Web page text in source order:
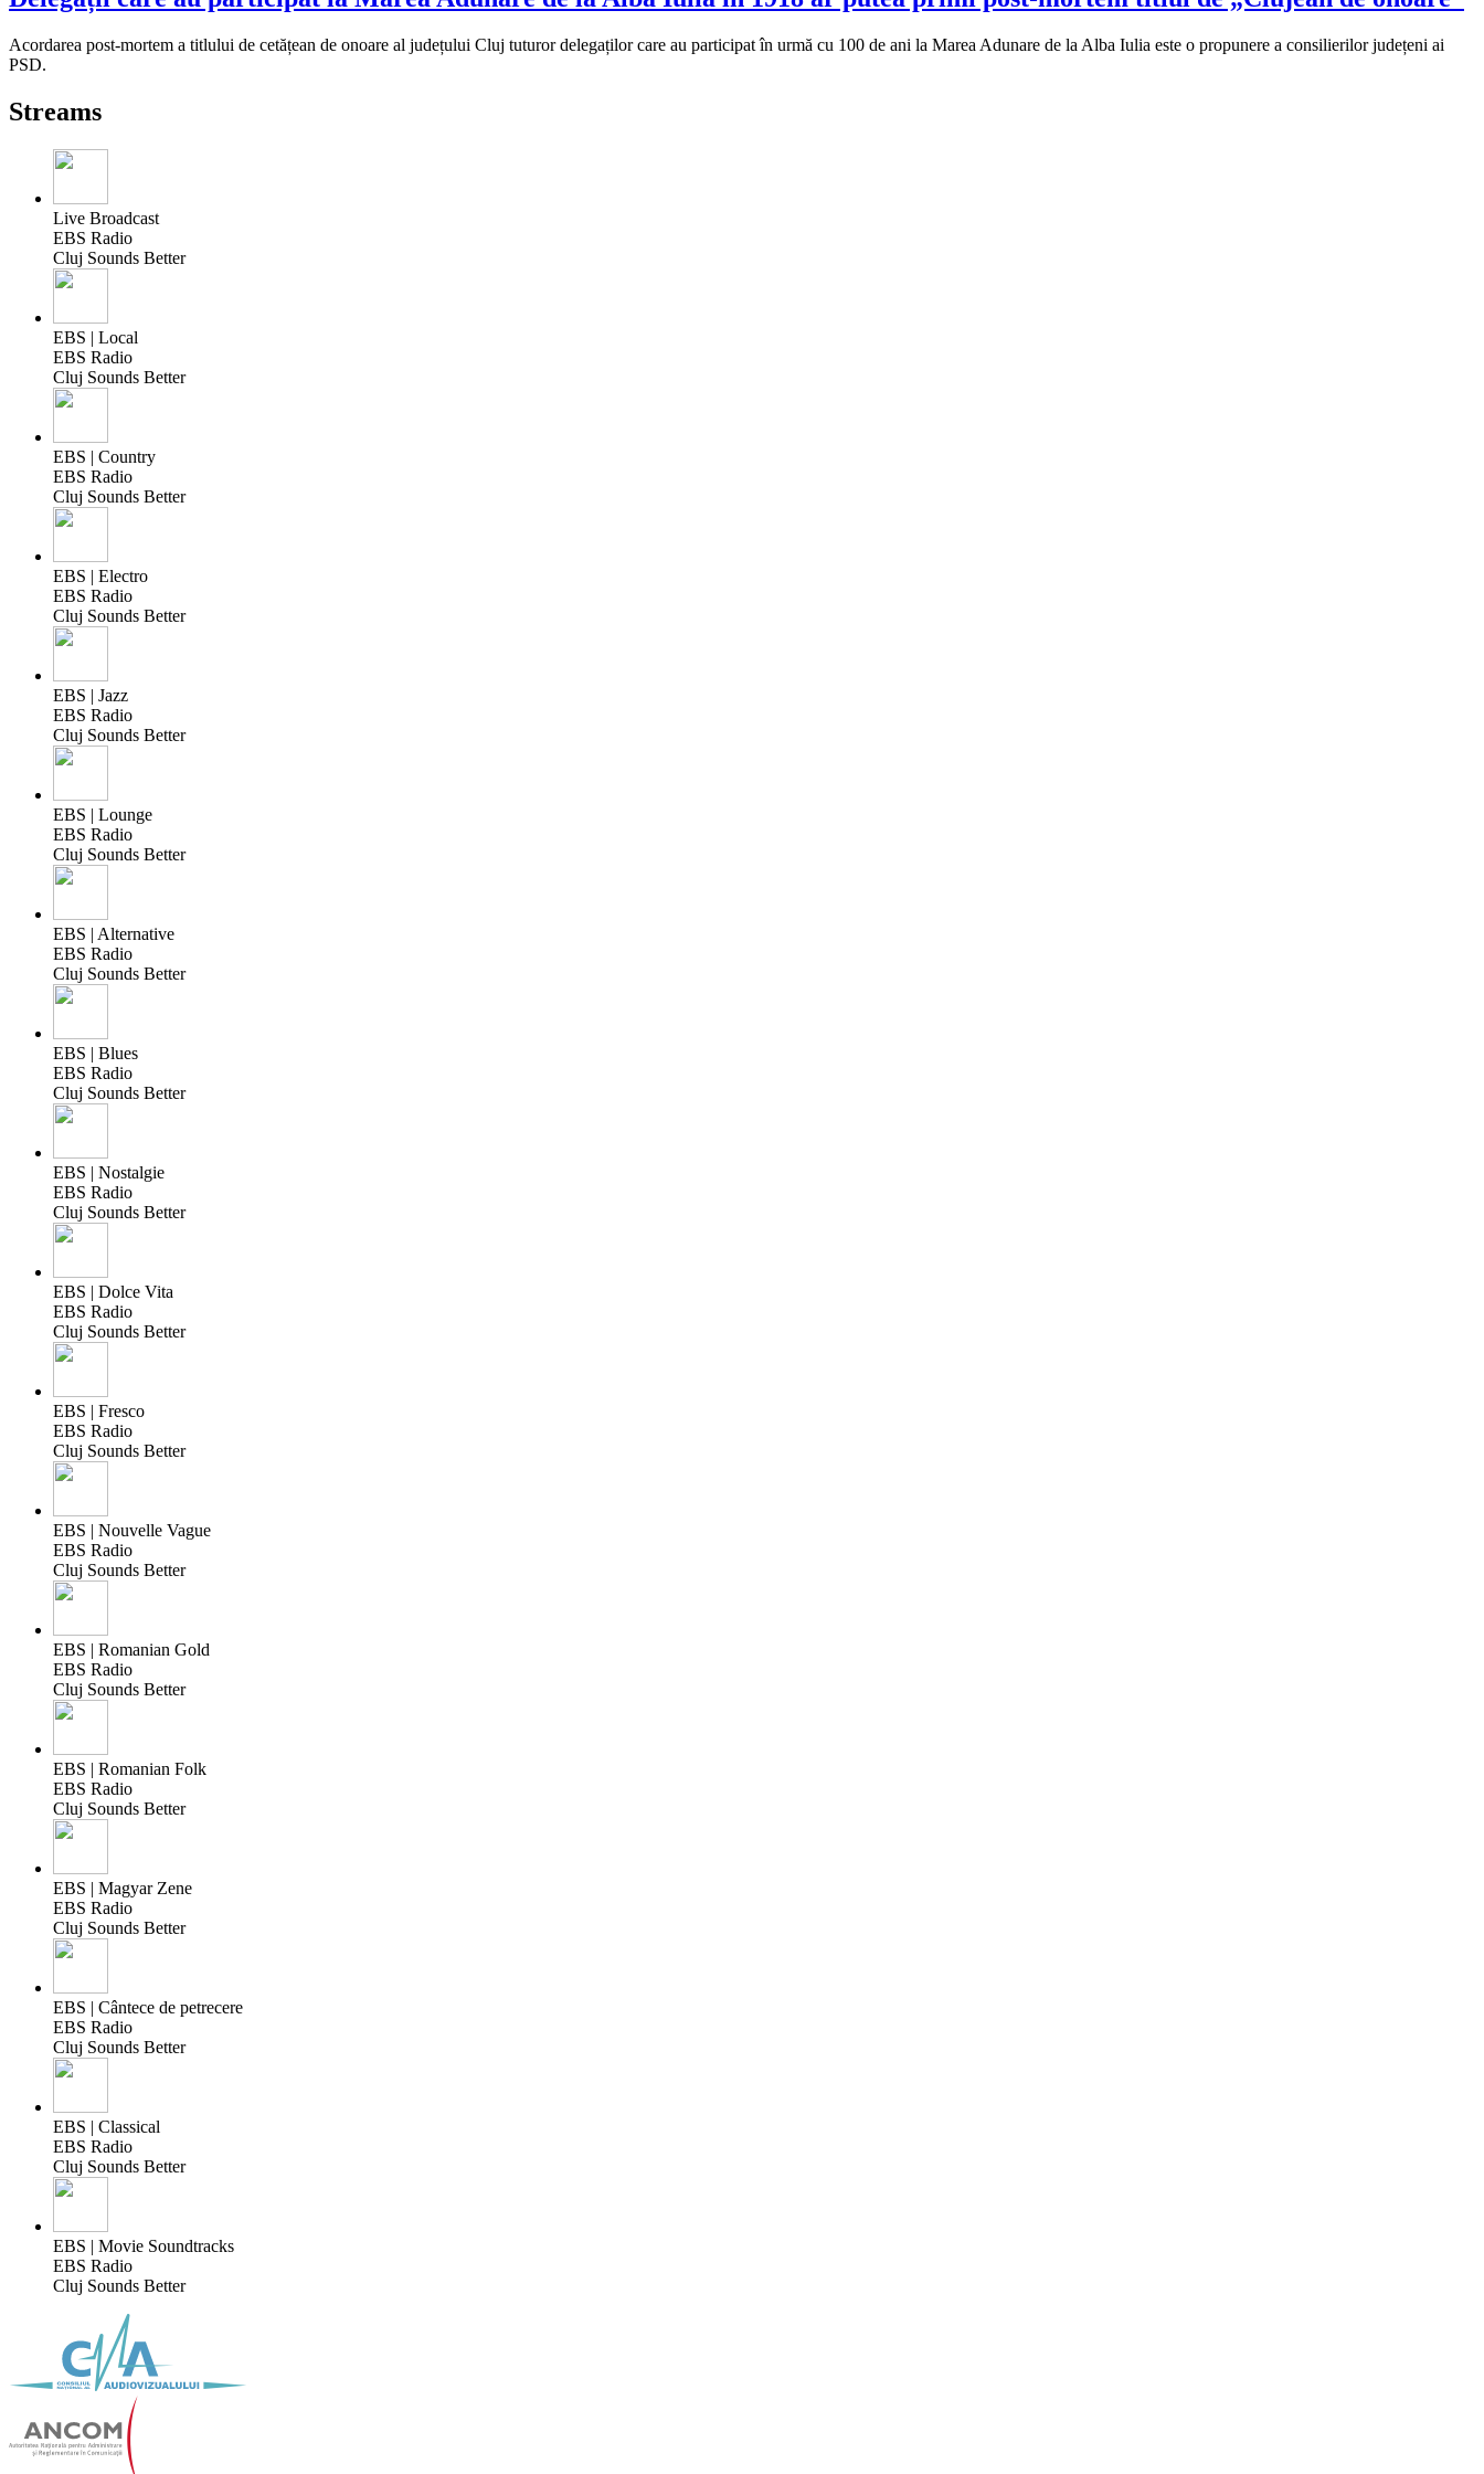
Acordarea post-mortem a titlului de cetățean de onoare al județului Cluj tuturor delegaților care au participat în urmă cu 100 de ani la Marea Adunare de la Alba Iulia este o propunere a consilierilor județeni ai
PSD.
Streams
Live Broadcast
EBS Radio
Cluj Sounds Better
EBS | Local
EBS Radio
Cluj Sounds Better
EBS | Country
EBS Radio
Cluj Sounds Better
EBS | Electro
EBS Radio
Cluj Sounds Better
EBS | Jazz
EBS Radio
Cluj Sounds Better
EBS | Lounge
EBS Radio
Cluj Sounds Better
EBS | Alternative
EBS Radio
Cluj Sounds Better
EBS | Blues
EBS Radio
Cluj Sounds Better
EBS | Nostalgie
EBS Radio
Cluj Sounds Better
EBS | Dolce Vita
EBS Radio
Cluj Sounds Better
EBS | Fresco
EBS Radio
Cluj Sounds Better
EBS | Nouvelle Vague
EBS Radio
Cluj Sounds Better
EBS | Romanian Gold
EBS Radio
Cluj Sounds Better
EBS | Romanian Folk
EBS Radio
Cluj Sounds Better
EBS | Magyar Zene
EBS Radio
Cluj Sounds Better
EBS | Cântece de petrecere
EBS Radio
Cluj Sounds Better
EBS | Classical
EBS Radio
Cluj Sounds Better
EBS | Movie Soundtracks
EBS Radio
Cluj Sounds Better